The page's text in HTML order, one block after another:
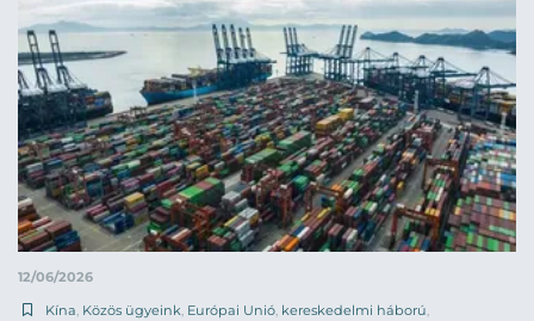
12/06/2026
Kína, Közös ügyeink, Európai Unió, kereskedelmi háború,